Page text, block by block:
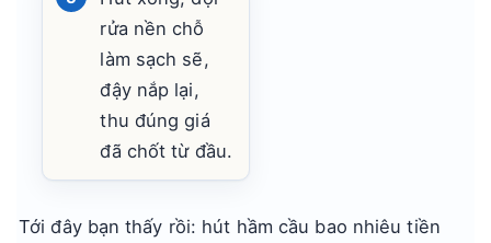
rửa nền chỗ
làm sạch sẽ,
đậy nắp lại,
thu đúng giá
đã chốt từ đầu.
Tới đây bạn thấy rồi: hút hầm cầu bao nhiêu tiền